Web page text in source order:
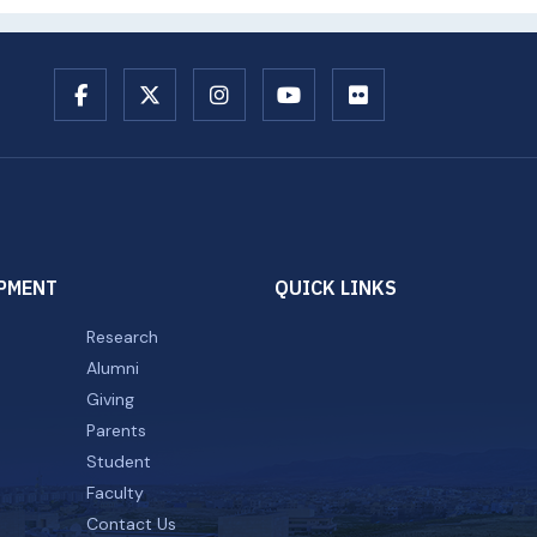
QUICK LINKS
Research
Alumni
Giving
Parents
Student
Faculty
Contact Us